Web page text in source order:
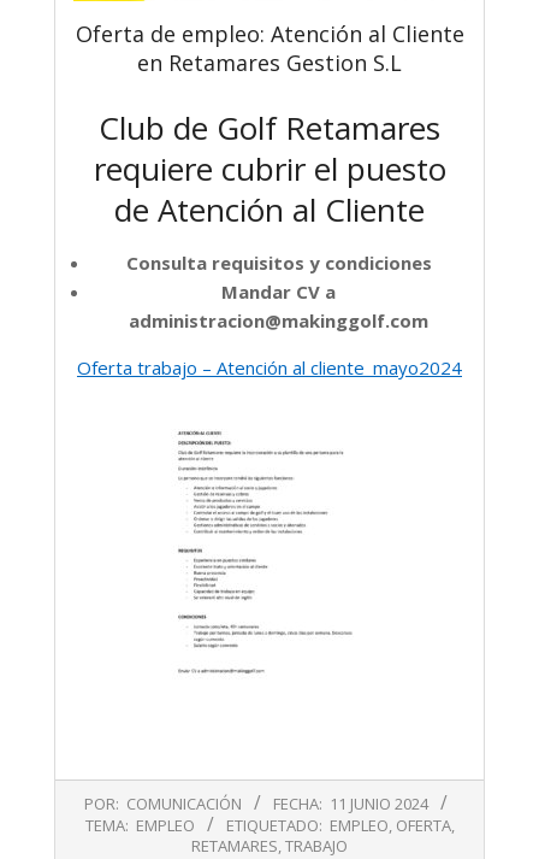
Oferta de empleo: Atención al Cliente
en Retamares Gestion S.L
Club de Golf Retamares
requiere cubrir el puesto
de Atención al Cliente
Consulta requisitos y condiciones
Mandar CV a
administracion@makinggolf.com
Oferta trabajo – Atención al cliente_mayo2024
POR: COMUNICACIÓN FECHA: 11 JUNIO 2024
TEMA: EMPLEO ETIQUETADO: EMPLEO, OFERTA,
RETAMARES,TRABAJO